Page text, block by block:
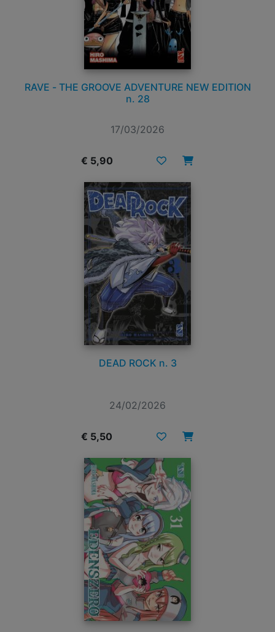
RAVE - THE GROOVE ADVENTURE NEW EDITION
n. 28
17/03/2026
€ 5,90
DEAD ROCK n. 3
24/02/2026
€ 5,50